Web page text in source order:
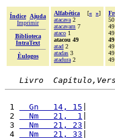
Índice
Ajuda
Imprimir
Biblioteca
IntraText
Èulogos
Alfabética [« »]
atacava 2
atacavam 7
ataco 1
atacou 49
atad 2
atadas 3
atadura 2
50
49
49
49
49
49
Livro
1
  Gn   14, 15
|
2
  Nm   21,  1
3
  Nm   21, 23
|
4
  Nm   21, 33